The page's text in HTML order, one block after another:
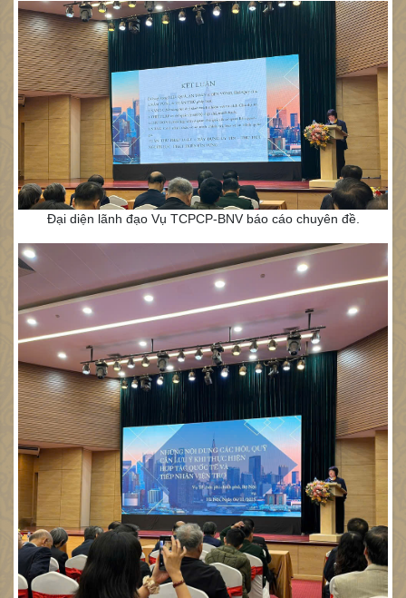
Đại diện lãnh đạo Vụ TCPCP-BNV báo cáo chuyên đề.